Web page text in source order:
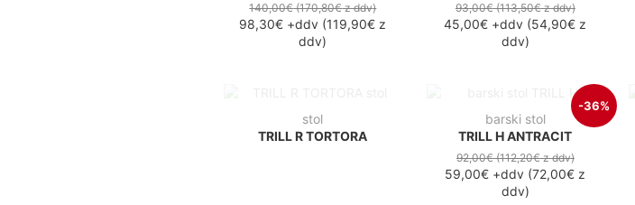
140,00€(170,80€z ddv)
98,30€ +ddv (119,90€ z
ddv)
93,00€(113,50€z ddv)
45,00€ +ddv (54,90€ z
ddv)
stol
TRILL R TORTORA
-36%
barski stol
TRILL H ANTRACIT
92,00€(112,20€z ddv)
59,00€ +ddv (72,00€ z
ddv)